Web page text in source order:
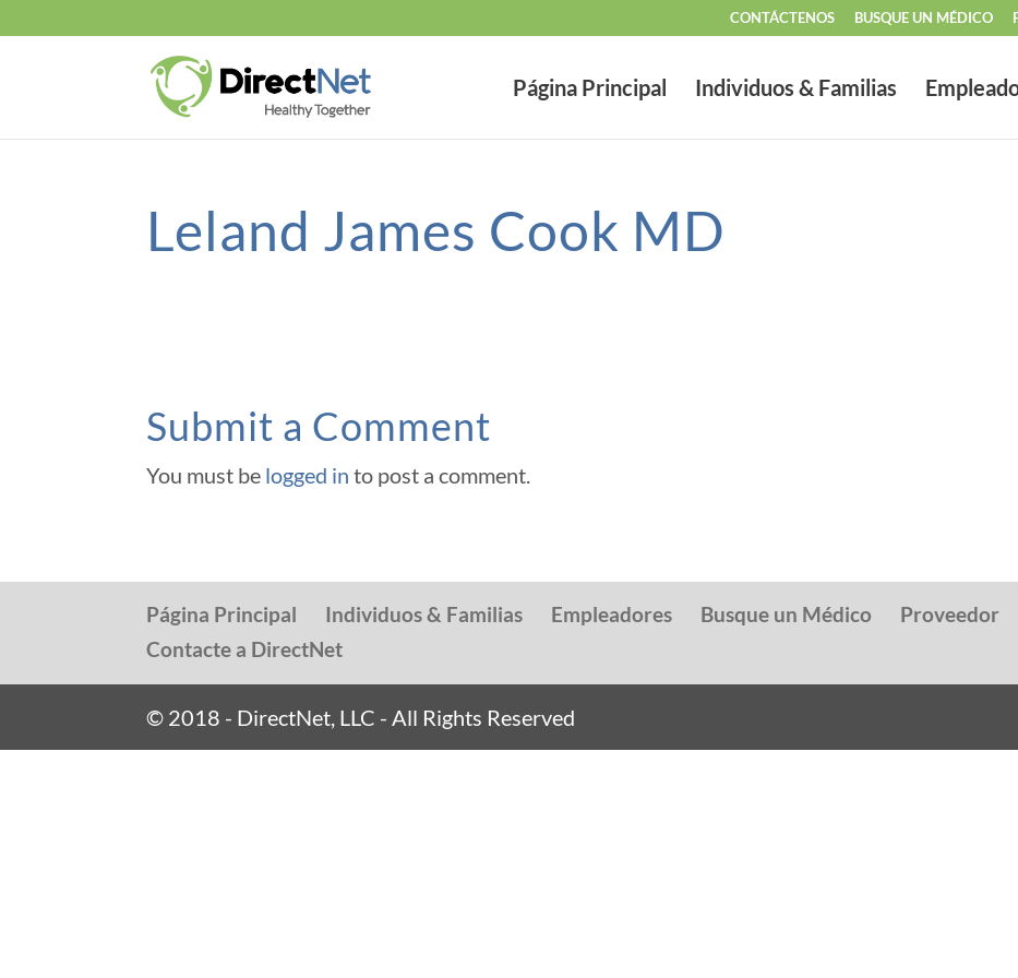
CONTÁCTENOS BUSQUE UN MÉDICO
Página Principal Individuos & Familias
Leland James Cook MD
Submit a Comment
You must be logged in to post a comment.
Página Principal Individuos & Familias Empleadores Busque un Médico Proveedor
Contacte a DirectNet
© 2018 - DirectNet, LLC - All Rights Reserved